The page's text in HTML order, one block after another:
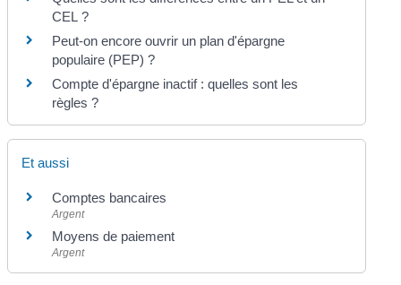
CEL ?
Peut-on encore ouvrir un plan d'épargne
populaire (PEP) ?
Compte d'épargne inactif : quelles sont les
règles ?
Et aussi
Comptes bancaires
Argent
Moyens de paiement
Argent